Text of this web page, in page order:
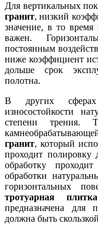
Для вертикальных
гранит, низкий
значение, в то
важен.
постоянным
ниже коэффициент
дольше срок
полотна.
В других сферах
износостойкости
степени трения.
гранит, который
проходит полировку
обработку проходит
обработки
горизонтальных
тротуарная плитка
предназначена
должна быть